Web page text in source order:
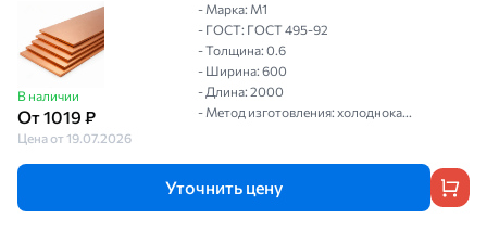
В наличии
От 1019 ₽
Цена от 19.07.2026
- Марка: М1
- ГОСТ: ГОСТ 495-92
- Толщина: 0.6
- Ширина: 600
- Длина: 2000
- Метод изготовления: холоднока...
Уточнить цену